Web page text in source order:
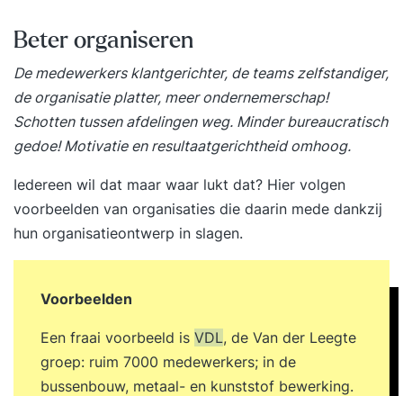
Beter organiseren
De medewerkers klantgerichter, de teams zelfstandiger,
de organisatie platter, meer ondernemerschap!
Schotten tussen afdelingen weg. Minder bureaucratisch
gedoe! Motivatie en resultaatgerichtheid omhoog.
Iedereen wil dat maar waar lukt dat? Hier volgen
voorbeelden van organisaties die daarin mede dankzij
hun organisatieontwerp in slagen.
Voorbeelden
Een fraai voorbeeld is VDL, de Van der Leegte
groep: ruim 7000 medewerkers; in de
bussenbouw, metaal- en kunststof bewerking.